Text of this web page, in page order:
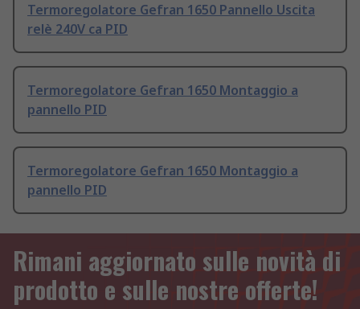
Termoregolatore Gefran 1650 Pannello Uscita
relè 240V ca PID
Termoregolatore Gefran 1650 Montaggio a
pannello PID
Termoregolatore Gefran 1650 Montaggio a
pannello PID
Rimani aggiornato sulle novità di
prodotto e sulle nostre offerte!